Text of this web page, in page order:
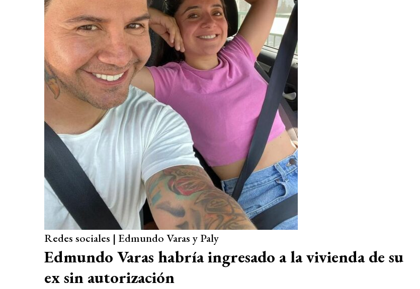
Redes sociales | Edmundo Varas y Paly
Edmundo Varas habría ingresado a la vivienda de su
ex sin autorización